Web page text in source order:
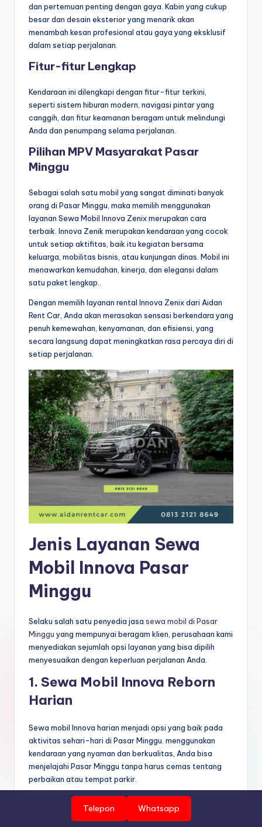
dan pertemuan penting dengan gaya. Kabin yang cukup
besar dan desain eksterior yang menarik akan
menambah kesan profesional atau gaya yang eksklusif
dalam setiap perjalanan.
Fitur-fitur Lengkap
Kendaraan ini dilengkapi dengan fitur-fitur terkini,
seperti sistem hiburan modern, navigasi pintar yang
canggih, dan fitur keamanan beragam untuk melindungi
Anda dan penumpang selama perjalanan.
Pilihan MPV Masyarakat Pasar
Minggu
Sebagai salah satu mobil yang sangat diminati banyak
orang di Pasar Minggu, maka memilih menggunakan
layanan Sewa Mobil Innova Zenix merupakan cara
terbaik. Innova Zenik merupakan kendaraan yang cocok
untuk setiap aktifitas, baik itu kegiatan bersama
keluarga, mobilitas bisnis, atau kunjungan dinas. Mobil ini
menawarkan kemudahan, kinerja, dan elegansi dalam
satu paket lengkap..
Dengan memilih layanan rental Innova Zenix dari Aidan
Rent Car, Anda akan merasakan sensasi berkendara yang
penuh kemewahan, kenyamanan, dan efisiensi, yang
secara langsung dapat meningkatkan rasa percaya diri di
setiap perjalanan.
Jenis Layanan Sewa
Mobil Innova Pasar
Minggu
Selaku salah satu penyedia jasa sewa mobil di Pasar
Minggu yang mempunyai beragam klien, perusahaan kami
menyediakan sejumlah opsi layanan yang bisa dipilih
menyesuaikan dengan keperluan perjalanan Anda.
1. Sewa Mobil Innova Reborn
Harian
Sewa mobil Innova harian menjadi opsi yang baik pada
aktivitas sehari-hari di Pasar Minggu. menggunakan
kendaraan yang nyaman dan berkualitas, Anda bisa
menjelajahi Pasar Minggu tanpa harus cemas tentang
perbaikan atau tempat parkir.
Aidan Rent Car menawarkan mobil sewaan seperti
Innova Reborn yang senantiasa dalam performa optimal,
Telepon Whatsapp